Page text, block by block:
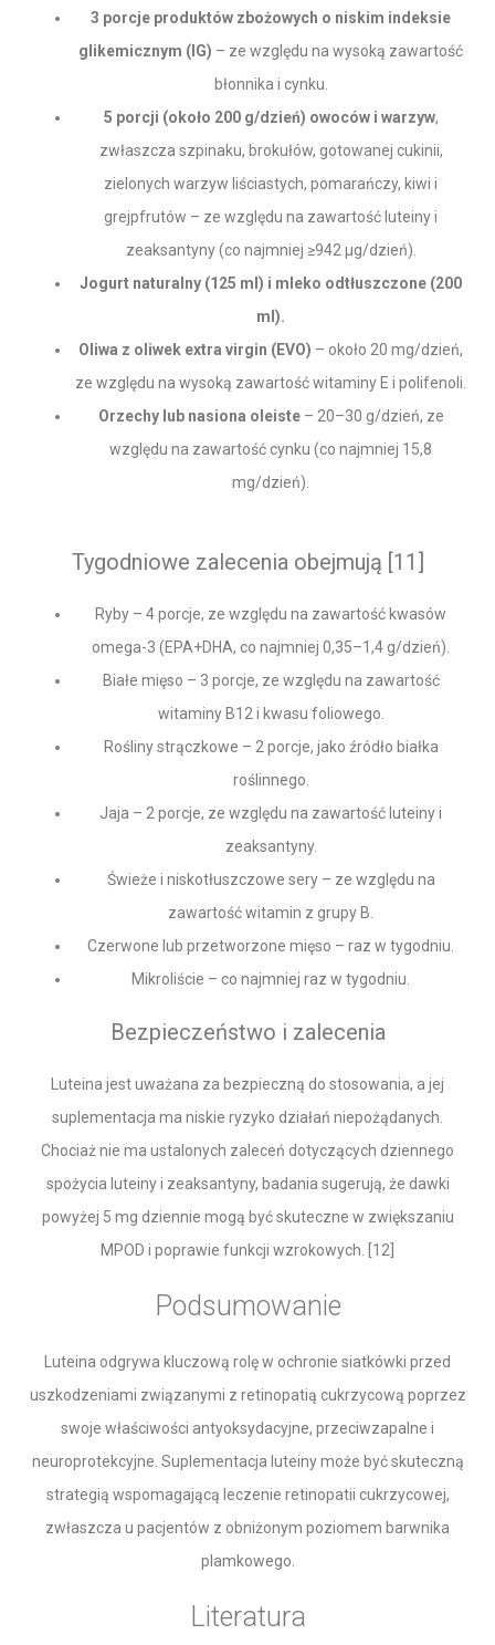
3 porcje produktów zbożowych o niskim indeksie
glikemicznym (IG) – ze względu na wysoką zawartość
błonnika i cynku.
5 porcji (około 200 g/dzień) owoców i warzyw,
zwłaszcza szpinaku, brokułów, gotowanej cukinii,
zielonych warzyw liściastych, pomarańczy, kiwi i
grejpfrutów – ze względu na zawartość luteiny i
zeaksantyny (co najmniej ≥942 μg/dzień).
Jogurt naturalny (125 ml) i mleko odtłuszczone (200
ml).
Oliwa z oliwek extra virgin (EVO) – około 20 mg/dzień,
ze względu na wysoką zawartość witaminy E i polifenoli.
Orzechy lub nasiona oleiste– 20–30 g/dzień, ze
względu na zawartość cynku (co najmniej 15,8
mg/dzień).
Tygodniowe zalecenia obejmują [11]
Ryby – 4 porcje, ze względu na zawartość kwasów
omega-3 (EPA+DHA, co najmniej 0,35–1,4 g/dzień).
Białe mięso – 3 porcje, ze względu na zawartość
witaminy B12 i kwasu foliowego.
Rośliny strączkowe – 2 porcje, jako źródło białka
roślinnego.
Jaja – 2 porcje, ze względu na zawartość luteiny i
zeaksantyny.
Świeże i niskotłuszczowe sery – ze względu na
zawartość witamin z grupy B.
Czerwone lub przetworzone mięso – raz w tygodniu.
Mikroliście – co najmniej raz w tygodniu.
Bezpieczeństwo i zalecenia
Luteina jest uważana za bezpieczną do stosowania, a jej
suplementacja ma niskie ryzyko działań niepożądanych.
Chociaż nie ma ustalonych zaleceń dotyczących dziennego
spożycia luteiny i zeaksantyny, badania sugerują, że dawki
powyżej 5 mg dziennie mogą być skuteczne w zwiększaniu
MPOD i poprawie funkcji wzrokowych. [12]
Podsumowanie
Luteina odgrywa kluczową rolę w ochronie siatkówki przed
uszkodzeniami związanymi z retinopatią cukrzycową poprzez
swoje właściwości antyoksydacyjne, przeciwzapalne i
neuroprotekcyjne. Suplementacja luteiny może być skuteczną
strategią wspomagającą leczenie retinopatii cukrzycowej,
zwłaszcza u pacjentów z obniżonym poziomem barwnika
plamkowego.
Literatura